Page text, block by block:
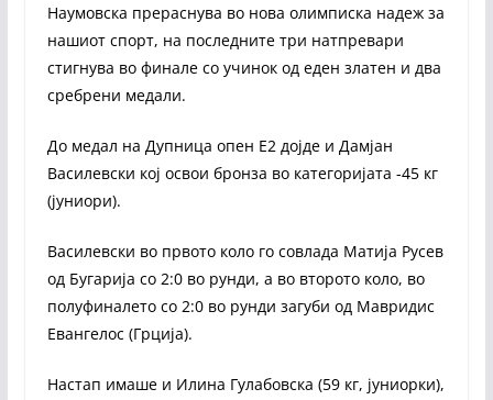
Наумовска прераснува во нова олимписка надеж за
нашиот спорт, на последните три натпревари
стигнува во финале со учинок од еден златен и два
сребрени медали.
До медал на Дупница опен Е2 дојде и Дамјан
Василевски кој освои бронза во категоријата -45 кг
(јуниори).
Василевски во првото коло го совлада Матија Русев
од Бугарија со 2:0 во рунди, а во второто коло, во
полуфиналето со 2:0 во рунди загуби од Мавридис
Евангелос (Грција).
Настап имаше и Илина Гулабовска (59 кг, јуниорки),